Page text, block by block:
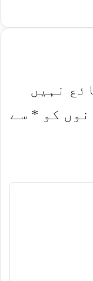
نہیں
کو * سے